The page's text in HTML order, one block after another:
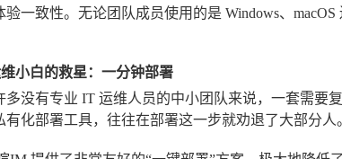
验一致性。无论团队成员使用的是 Windows、
小白的救星：一分钟部署
多没有专业 IT 运维人员的中小团队来说，一套需要
有化部署工具，往往在部署这一步就劝退了大部分人